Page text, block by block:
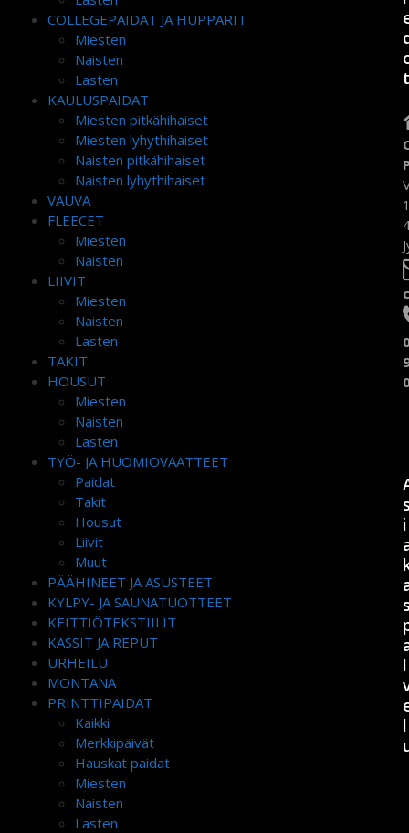
COLLEGEPAIDAT JA HUPPARIT
Miesten
Naisten
Lasten
KAULUSPAIDAT
Miesten pitkähihaiset
Miesten lyhythihaiset
Naisten pitkähihaiset
Naisten lyhythihaiset
VAUVA
FLEECET
Miesten
Naisten
LIIVIT
Miesten
Naisten
Lasten
TAKIT
HOUSUT
Miesten
Naisten
Lasten
TYÖ- JA HUOMIOVAATTEET
Paidat
Takit
Housut
Liivit
Muut
PÄÄHINEET JA ASUSTEET
KYLPY- JA SAUNATUOTTEET
KEITTIÖTEKSTIILIT
KASSIT JA REPUT
URHEILU
MONTANA
PRINTTIPAIDAT
Kaikki
Merkkipäivät
Hauskat paidat
Miesten
Naisten
Lasten
t
i
l
l